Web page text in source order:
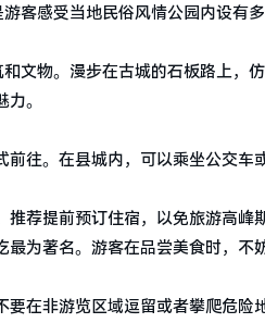
客感受当地民俗风情公园内设有
文物。漫步在古城的石板路上，
。
往。在县城内，可以乘坐公交车
荐提前预订住宿，以免旅游高峰
为著名。游客在品尝美食时，不
在非游览区域逗留或者攀爬危险